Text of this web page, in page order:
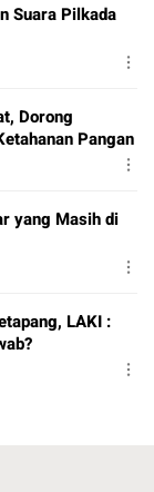
Suara Pilkada
Dorong
Pangan
yang Masih di
LAKI :